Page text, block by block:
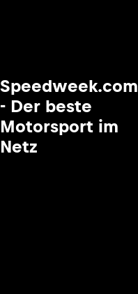
Speedweek.com
- Der beste
Motorsport im
Netz